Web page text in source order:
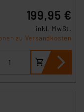
199,95 €
inkl. MwSt.
zu Versandkosten